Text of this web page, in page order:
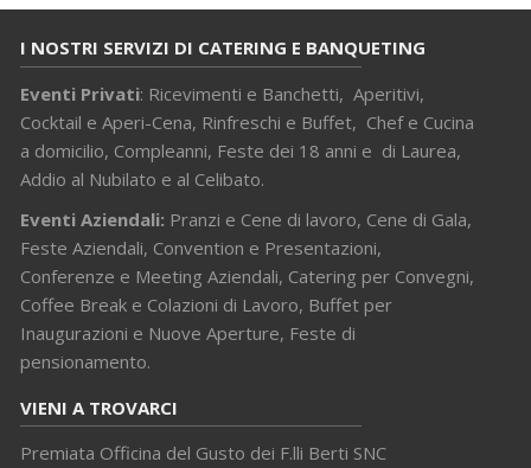
I NOSTRI SERVIZI DI CATERING E BANQUETING
Eventi Privati: Ricevimenti e Banchetti, Aperitivi,
Cocktail e Aperi-Cena, Rinfreschi e Buffet, Chef e Cucina
a domicilio, Compleanni, Feste dei 18 anni e di Laurea,
Addio al Nubilato e al Celibato.
Eventi Aziendali: Pranzi e Cene di lavoro, Cene di Gala,
Feste Aziendali, Convention e Presentazioni,
Conferenze e Meeting Aziendali, Catering per Convegni,
Coffee Break e Colazioni di Lavoro, Buffet per
Inaugurazioni e Nuove Aperture, Feste di
pensionamento.
VIENI A TROVARCI
Premiata Officina del Gusto dei F.lli Berti SNC